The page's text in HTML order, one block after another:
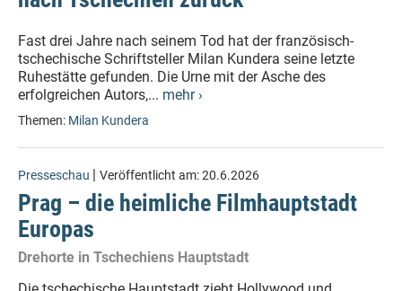
Fast drei Jahre nach seinem Tod hat der französisch-
tschechische Schriftsteller Milan Kundera seine letzte
Ruhestätte gefunden. Die Urne mit der Asche des
erfolgreichen Autors,... mehr ›
Themen: Milan Kundera
Presseschau | Veröffentlicht am:20.6.2026
Prag – die heimliche Filmhauptstadt
Europas
Drehorte in Tschechiens Hauptstadt